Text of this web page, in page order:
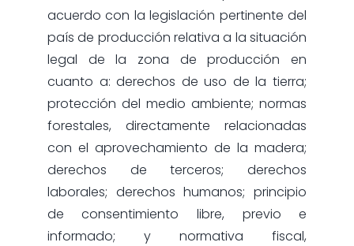
acuerdo con la legislación pertinente del
país de producción relativa a la situación
legal de la zona de producción en
cuanto a: derechos de uso de la tierra;
protección del medio ambiente; normas
forestales, directamente relacionadas
con el aprovechamiento de la madera;
derechos de terceros; derechos
laborales; derechos humanos; principio
de consentimiento libre, previo e
informado; y normativa fiscal,